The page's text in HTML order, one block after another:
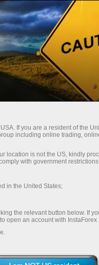
76.07
If you are a resident of the
including online trading,
location is not the US, kindly
with government
in the United States;
the relevant button below. If
open an account with InstaForex